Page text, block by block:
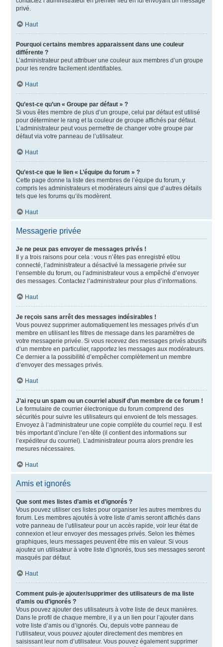
privé.
Haut
Pourquoi certains membres apparaissent dans une couleur
différente ?
L’administrateur peut attribuer une couleur aux membres d’un groupe
pour les rendre facilement identifiables.
Haut
Qu’est-ce qu’un « Groupe par défaut » ?
Si vous êtes membre de plus d’un groupe, celui par défaut est utilisé
pour déterminer le rang et la couleur de groupe affichés par défaut.
L’administrateur peut vous permettre de changer votre groupe par
défaut via votre panneau de l’utilisateur.
Haut
Qu’est-ce que le lien « L’équipe du forum » ?
Cette page donne la liste des membres de l’équipe du forum, y
compris les administrateurs et modérateurs ainsi que d’autres détails
tels que les forums qu’ils modèrent.
Haut
Messagerie privée
Je ne peux pas envoyer de messages privés !
Il y a trois raisons pour cela : vous n’êtes pas enregistré et/ou
connecté, l’administrateur a désactivé la messagerie privée sur
l’ensemble du forum, ou l’administrateur vous a empêché d’envoyer
des messages. Contactez l’administrateur pour plus d’informations.
Haut
Je reçois sans arrêt des messages indésirables !
Vous pouvez supprimer automatiquement les messages privés d’un
membre en utilisant les filtres de message dans les paramètres de
votre messagerie privée. Si vous recevez des messages privés abusifs
d’un membre en particulier, rapportez les messages aux modérateurs.
Ce dernier a la possibilité d’empêcher complètement un membre
d’envoyer des messages privés.
Haut
J’ai reçu un spam ou un courriel abusif d’un membre de ce forum !
Le formulaire de courrier électronique du forum comprend des
sécurités pour suivre les utilisateurs qui envoient de tels messages.
Envoyez à l’administrateur une copie complète du courriel reçu. Il est
très important d’inclure l’en-tête (il contient des informations sur
l’expéditeur du courriel). L’administrateur pourra alors prendre les
mesures nécessaires.
Haut
Amis et ignorés
Que sont mes listes d’amis et d’ignorés ?
Vous pouvez utiliser ces listes pour organiser les autres membres du
forum. Les membres ajoutés à votre liste d’amis seront affichés dans
votre panneau de l’utilisateur pour un accès rapide, voir leur état de
connexion et leur envoyer des messages privés. Selon les thèmes
graphiques, leurs messages peuvent être mis en valeur. Si vous
ajoutez un utilisateur à votre liste d’ignorés, tous ses messages seront
masqués par défaut.
Haut
Comment puis-je ajouter/supprimer des utilisateurs de ma liste
d’amis ou d’ignorés ?
Vous pouvez ajouter des utilisateurs à votre liste de deux manières.
Dans le profil de chaque membre, il y a un lien pour l’ajouter dans
votre liste d’amis ou d’ignorés. Ou, depuis votre panneau de
l’utilisateur, vous pouvez ajouter directement des membres en
saisissant leur nom d’utilisateur. Vous pouvez également supprimer